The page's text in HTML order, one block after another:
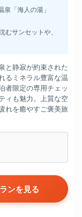
「海人の湯」
むサンセットや、
と静寂が約束された
るミネラル豊富な温
者限定の専用チェッ
ィも魅力。上質な空
れを癒やすご褒美旅
ンを見る